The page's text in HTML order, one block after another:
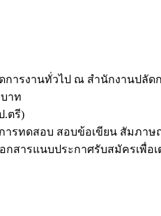
ารงานทั่วไป ณ สำนักงานปลัด
บาท
.ตรี)
ารทดสอบ สอบข้อเขียน สัมภา
กสารแนบประกาศรับสมัครเพื่อ